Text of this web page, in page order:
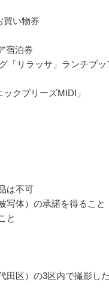
い物券
宿泊券
リラッサ」ランチブッ
クブリーズMIDI」
は不可
写体）の承諾を得ること
と
田区）の3区内で撮影し